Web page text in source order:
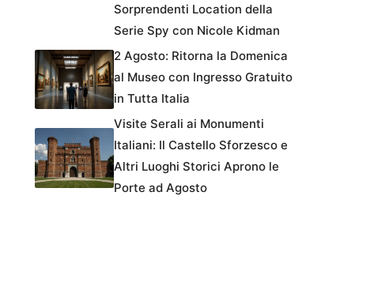
Sorprendenti Location della
Serie Spy con Nicole Kidman
2 Agosto: Ritorna la Domenica
al Museo con Ingresso Gratuito
in Tutta Italia
Visite Serali ai Monumenti
Italiani: Il Castello Sforzesco e
Altri Luoghi Storici Aprono le
Porte ad Agosto